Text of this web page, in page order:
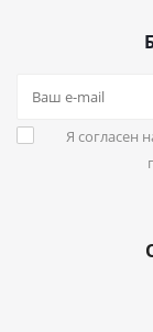
Я согласен